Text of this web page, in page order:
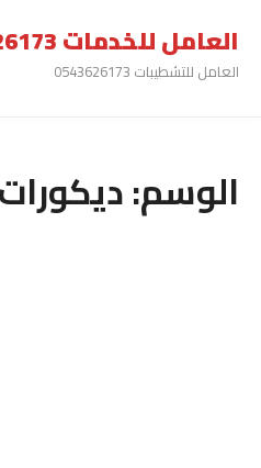
العامل للخدمات 0543626173
العامل للتشطيبات 0543626173
الوسم:ديكورات